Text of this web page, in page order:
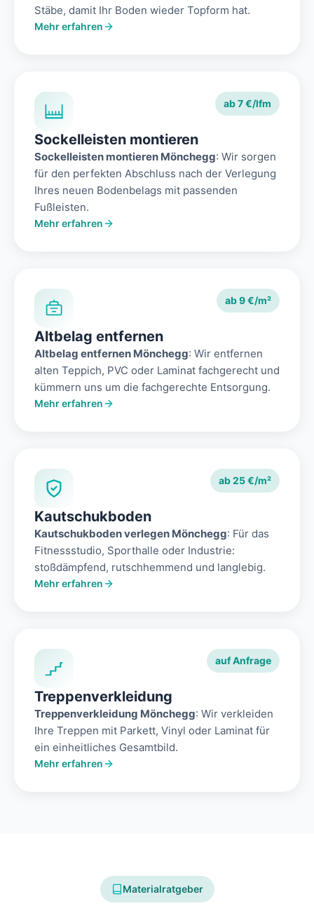
Stäbe, damit Ihr Boden wieder Topform hat.
Mehr erfahren
ab 7 €/lfm
Sockelleisten montieren
Sockelleisten montieren Mönchegg: Wir sorgen
für den perfekten Abschluss nach der Verlegung
Ihres neuen Bodenbelags mit passenden
Fußleisten.
Mehr erfahren
ab 9 €/m²
Altbelag entfernen
Altbelag entfernen Mönchegg: Wir entfernen
alten Teppich, PVC oder Laminat fachgerecht und
kümmern uns um die fachgerechte Entsorgung.
Mehr erfahren
ab 25 €/m²
Kautschukboden
Kautschukboden verlegen Mönchegg: Für das
Fitnessstudio, Sporthalle oder Industrie:
stoßdämpfend, rutschhemmend und langlebig.
Mehr erfahren
auf Anfrage
Treppenverkleidung
Treppenverkleidung Mönchegg: Wir verkleiden
Ihre Treppen mit Parkett, Vinyl oder Laminat für
ein einheitliches Gesamtbild.
Mehr erfahren
Materialratgeber